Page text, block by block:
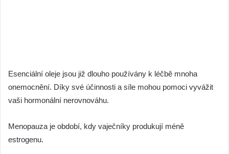
Esenciální oleje jsou již dlouho používány k léčbě mnoha
onemocnění. Díky své účinnosti a síle mohou pomoci vyvážit
vaši hormonální nerovnováhu.
Menopauza je období, kdy vaječníky produkují méně
estrogenu.